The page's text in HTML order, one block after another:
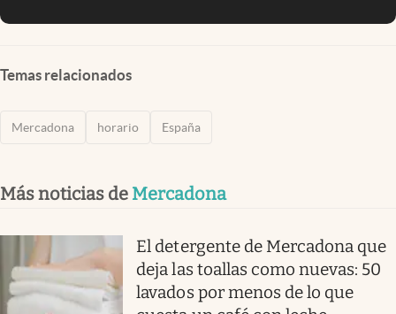
Temas relacionados
Mercadona horario España
Más noticias de Mercadona
El detergente de Mercadona que
deja las toallas como nuevas: 50
lavados por menos de lo que